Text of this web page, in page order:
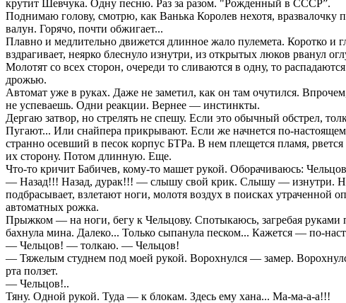
крутит Шевчука. Одну песню. Раз за разом. "Рожденный в СССР”.
Поднимаю голову, смотрю, как Ванька Королев нехотя,
валун. Горячо, почти обжигает...
Плавно и медлительно движется длинное жало пулемета. Коротко и
вздрагивает, неярко блеснуло изнутри, из открытых люков рванул
Молотят со всех сторон, очереди то сливаются в одну, то
дрожью.
Автомат уже в руках. Даже не заметил, как он там очутился.
не успеваешь. Одни реакции. Вернее — инстинкты.
Дергаю затвор, но стрелять не спешу. Если это обычный обстрел,
Пугают... Или снайпера прикрывают. Если же начнется по-
странно осевший в песок корпус БТРа. В нем плещется пламя,
их сторону. Потом длинную. Еще.
Что-то кричит Бабичев, кому-то машет рукой. Оборачиваюсь:
— Назад!!! Назад, дурак!!! — слышу свой крик. Слышу — изнутри. Но
подбрасывает, взлетают ноги, молотя воздух в поисках утраченной
автоматных рожка.
Прыжком — на ноги, бегу к Чельцову. Спотыкаюсь, загребая
бахнула мина. Далеко... Только сыпанула песком... Кажется — по-
— Чельцов! — толкаю. — Чельцов!
— Тяжелым студнем под моей рукой. Ворохнулся — замер.
рта ползет.
— Чельцов!..
Тяну. Одной рукой. Туда — к блокам. Здесь ему хана... Ма-ма-а-а!!!